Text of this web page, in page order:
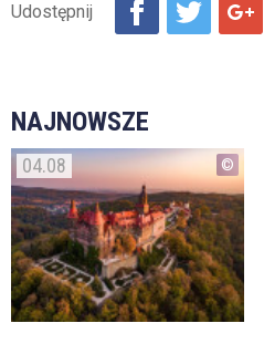
NAJNOWSZE
04.08